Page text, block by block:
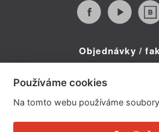
Objednávky /
Telefon: +420 734
E-mail:
Používáme cookies
Na tomto webu používáme